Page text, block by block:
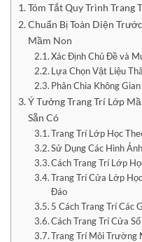
Tóm Tắt Quy Trình Trang
Chuẩn Bị Toàn Diện
Mầm Non
Xác Định Chủ Đề và
Lựa Chọn Vật Liệu
Phân Chia Không
Ý Tưởng Trang Trí Lớp
Sẵn Có
Trang Trí Lớp Học
Sử Dụng Các Hình
Cách Trang Trí Lớp
Trang Trí Cửa Lớp
Đáo
5 Cách Trang Trí Các
Cách Trang Trí Cửa
Trang Trí Môi Trường